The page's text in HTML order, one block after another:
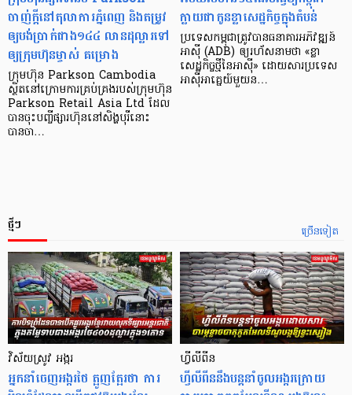
ចាញ់ក្ដីនៅតុលាការភ្នំពេញ និងតម្រូវ
ឲ្យបង់ប្រាក់ជាង១៤៤ លានដុល្លារទៅ
ឲ្យក្រុមហ៊ុនម្ចាស់ គម្រោង
ក្រុមហ៊ុន Parkson Cambodia
ស្ថិតនៅក្រោមការគ្រប់គ្រងរបស់ក្រុមហ៊ុន
Parkson Retail Asia Ltd ដែល
បានចុះបញ្ចីផ្សារហ៊ុននៅសិង្ហបុរីនោះ
បានចា…
ក្លាយ​ជា​កូន​ខ្លា​សេដ្ឋកិច្ច​ក្នុង​តំបន់
ប្រទេស​កម្ពុជា​ត្រូវ​បាន​ធនាគារ​អភិវឌ្ឍន៍​
អាស៊ី (ADB) ឲ្យ​រហ័ស​នាមថា «ខ្លា​
សេដ្ឋកិច្ច​ថ្មី​នៃ​អាស៊ី» ដោយសារ​ប្រទេស​
អាស៊ី​អាគ្នេយ៍​មួយ​ន…
ច្រើនទៀត
ថ្មីៗ
វិស័យស្រូវ អង្ករ
អ្នកនាំចេញអង្ករថៃ ត្អូញត្អែរថា ការ
ហ្វីលីពីន
ហ្វីលីពីននឹងបន្តនាំចូលអង្ករក្រោយ